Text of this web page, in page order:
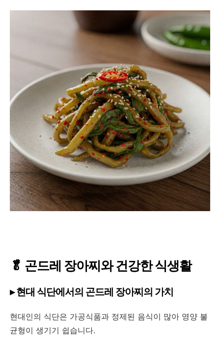
🥬 곤드레 장아찌와 건강한 식생활
▸ 현대 식단에서의 곤드레 장아찌의 가치
현대인의 식단은 가공식품과 정제된 음식이 많아 영양 불
균형이 생기기 쉽습니다.